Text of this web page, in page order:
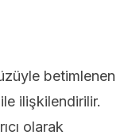
betimlenen
ile ilişkilendirilir.
olarak